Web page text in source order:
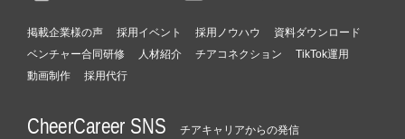
掲載企業様の声 採用イベント 採用ノウハウ
資料ダウンロード
ベンチャー合同研修
人材紹介 チアコネクション
TikTok運用
動画制作
採用代行
CheerCareer SNS チアキャリアからの発信